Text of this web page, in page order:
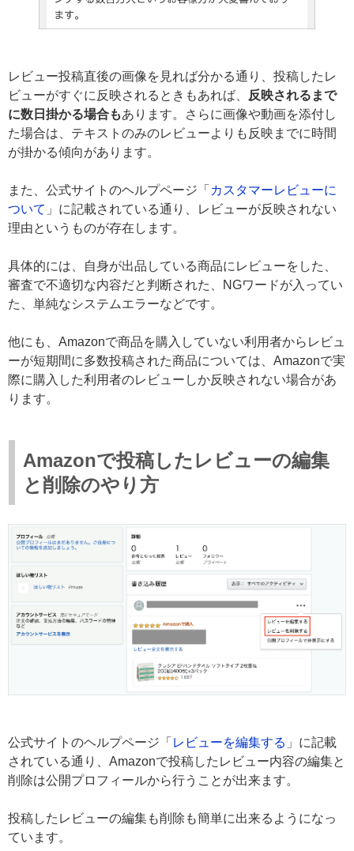
レビュー投稿直後の画像を見れば分かる通り、投稿したレ
ビューがすぐに反映されるときもあれば、
反映されるまで
に数日掛かる場合もあります。さらに画像や動画を添付し
た場合は、テキストのみのレビューよりも反映までに時間
が掛かる傾向があります。
また、公式サイトのヘルプページ「 カスタマーレビューに
ついて 」に記載されている通り、レビューが反映されない
理由というものが存在します。
具体的には、自身が出品している商品にレビューをした、
審査で不適切な内容だと判断された、NGワードが入ってい
た、単純なシステムエラーなどです。
他にも、Amazonで商品を購入していない利用者からレビュ
ーが短期間に多数投稿された商品については、Amazonで実
際に購入した利用者のレビューしか反映されない場合があ
ります。
Amazonで投稿したレビューの編集
と削除のやり方
公式サイトのヘルプページ「 レビューを編集する 」に記載
されている通り、Amazonで投稿したレビュー内容の編集と
削除は公開プロフィールから行うことが出来ます。
投稿したレビューの編集も削除も簡単に出来るようになっ
ています。